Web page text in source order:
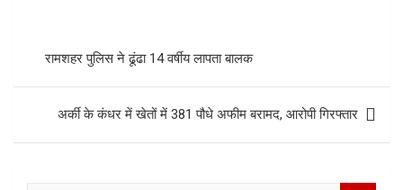
रामशहर पुलिस ने ढूंढा 14 वर्षीय लापता बालक
अर्की के कंधर में खेतों में 381 पौधे अफीम बरामद, आरोपी गिरफ्तार